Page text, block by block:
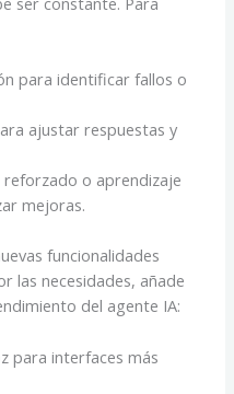
para identificar fallos o
ajustar respuestas y
reforzado o aprendizaje
mejoras.
funcionalidades
las necesidades, añade
del agente IA:
para interfaces más